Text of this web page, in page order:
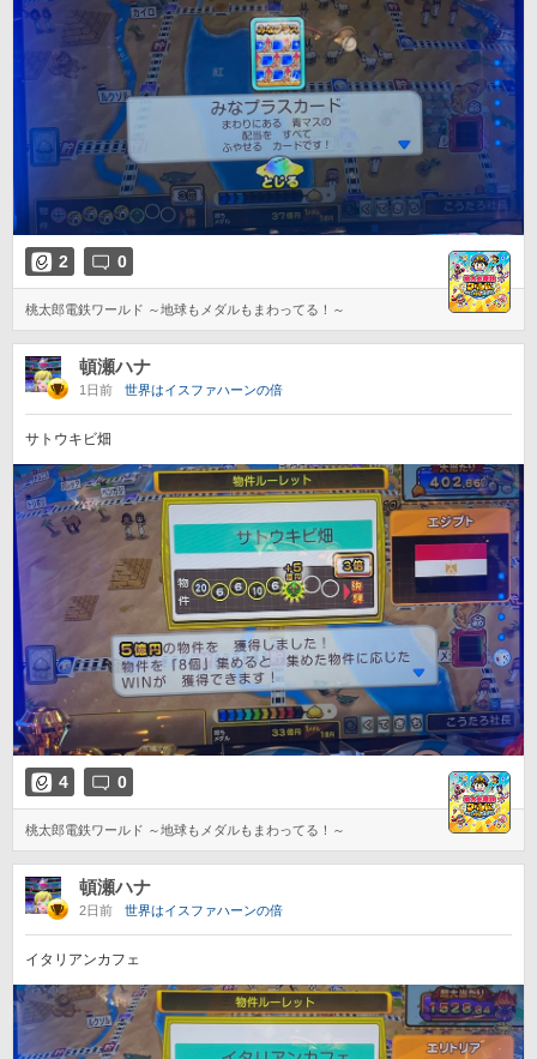
2 0
桃太郎電鉄ワールド ～地球もメダルもまわってる！～
頓瀬ハナ
1日前 世界はイスファハーンの倍
サトウキビ畑
4 0
桃太郎電鉄ワールド ～地球もメダルもまわってる！～
頓瀬ハナ
2日前 世界はイスファハーンの倍
イタリアンカフェ